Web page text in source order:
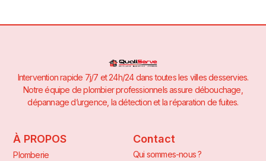
Intervention rapide 7j/7 et 24h/24 dans toutes les villes desservies.
Notre équipe de plombier professionnels assure débouchage,
dépannage d’urgence, la détection et la réparation de fuites.
À PROPOS
Plomberie
Contact
Qui sommes-nous ?